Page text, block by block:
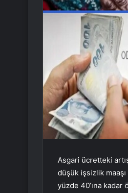
Asgari ücretteki
düşük işsizlik
yüzde 40’ına